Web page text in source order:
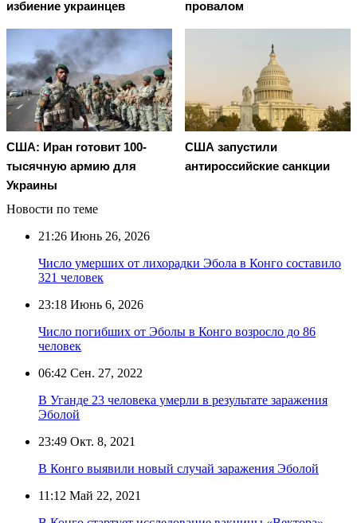
избиение украинцев
провалом
США: Иран готовит 100-
тысячную армию для
Украины
США запустили
антироссийские санкции
Новости по теме
21:26 Июнь 26, 2026
Число умерших от лихорадки Эбола в Конго составило
321 человек
23:18 Июнь 6, 2026
Число погибших от Эболы в Конго возросло до 86
человек
06:42 Сен. 27, 2022
В Уганде 23 человека умерли в результате заражения
Эболой
23:49 Окт. 8, 2021
В Конго выявили новый случай заражения Эболой
11:12 Май 22, 2021